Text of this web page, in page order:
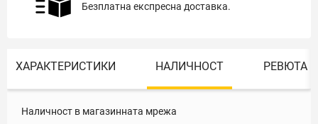
Безплатна експресна доставка.
ХАРАКТЕРИСТИКИ НАЛИЧНОСТ РЕВЮТА
Наличност в магазинната мрежа